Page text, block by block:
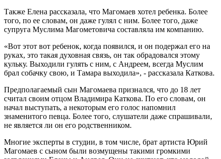
Также Елена рассказала, что Магомаев хотел ребенка. Более
того, по ее словам, он даже гулял с ним. Более того, даже
супруга Муслима Магометовича составляла им компанию.
«Вот этот вот ребенок, когда появился, и он подержал его на
руках, это такая духовная связь, он так обрадовался этому
кульку. Выходили гулять с ним, с Андреем, всегда Муслим
брал собачку свою, и Тамара выходила», - рассказала Каткова.
Предполагаемый сын Магомаева признался, что до 18 лет
считал своим отцом Владимира Каткова. По его словам, он
начал выступать, а некоторым его голос напомнил
знаменитого певца. Более того, слушатели даже спрашивали,
не является ли он его родственником.
Многие эксперты в студии, в том числе, брат артиста Юрий
Магомаев с сыном были возмущены такими громкими